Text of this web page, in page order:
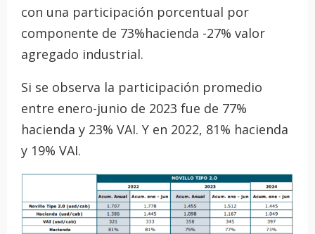
con una participación porcentual por
componente de 73%hacienda -27% valor
agregado industrial.
Si se observa la participación promedio
entre enero-junio de 2023 fue de 77%
hacienda y 23% VAI. Y en 2022, 81% hacienda
y 19% VAI.